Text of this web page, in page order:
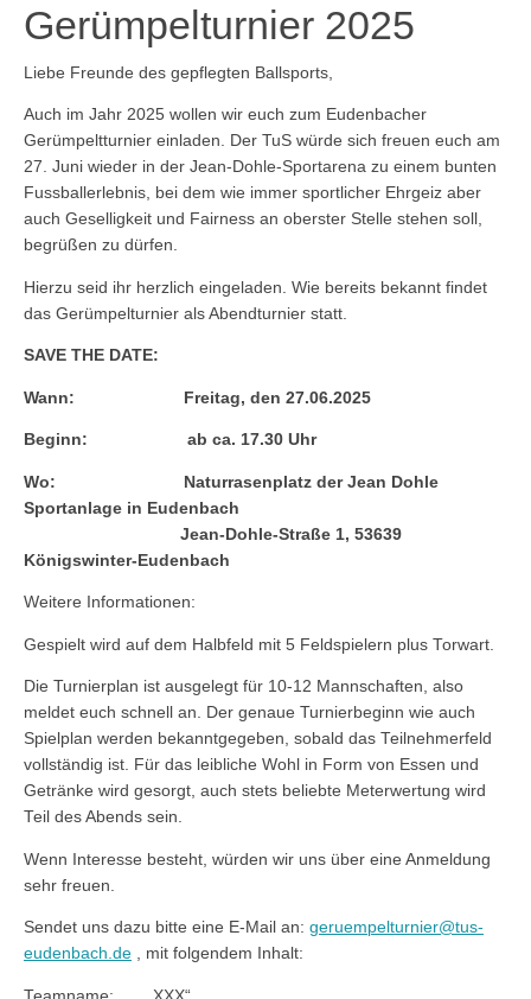
Gerümpelturnier 2025
Liebe Freunde des gepflegten Ballsports,
Auch im Jahr 2025 wollen wir euch zum Eudenbacher
Gerümpeltturnier einladen. Der TuS würde sich freuen euch am
27. Juni wieder in der Jean-Dohle-Sportarena zu einem bunten
Fussballerlebnis, bei dem wie immer sportlicher Ehrgeiz aber
auch Geselligkeit und Fairness an oberster Stelle stehen soll,
begrüßen zu dürfen.
Hierzu seid ihr herzlich eingeladen. Wie bereits bekannt findet
das Gerümpelturnier als Abendturnier statt.
SAVE THE DATE:
Wann: Freitag, den 27.06.2025
Beginn: ab ca. 17.30 Uhr
Wo: Naturrasenplatz der Jean Dohle
Sportanlage in Eudenbach
Jean-Dohle-Straße 1, 53639
Königswinter-Eudenbach
Weitere Informationen:
Gespielt wird auf dem Halbfeld mit 5 Feldspielern plus Torwart.
Die Turnierplan ist ausgelegt für 10-12 Mannschaften, also
meldet euch schnell an. Der genaue Turnierbeginn wie auch
Spielplan werden bekanntgegeben, sobald das Teilnehmerfeld
vollständig ist. Für das leibliche Wohl in Form von Essen und
Getränke wird gesorgt, auch stets beliebte Meterwertung wird
Teil des Abends sein.
Wenn Interesse besteht, würden wir uns über eine Anmeldung
sehr freuen.
Sendet uns dazu bitte eine E-Mail an: geruempelturnier@tus-
eudenbach.de , mit folgendem Inhalt: